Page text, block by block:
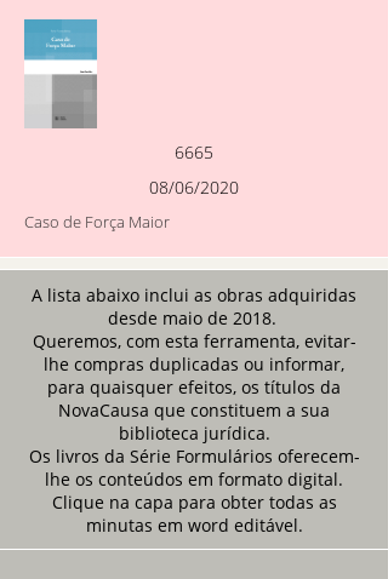
6665
08/06/2020
Caso de Força Maior
A lista abaixo inclui as obras adquiridas
desde maio de 2018.
Queremos, com esta ferramenta, evitar-
lhe compras duplicadas ou informar,
para quaisquer efeitos, os títulos da
NovaCausa que constituem a sua
biblioteca jurídica.
Os livros da Série Formulários oferecem-
lhe os conteúdos em formato digital.
Clique na capa para obter todas as
minutas em word editável.